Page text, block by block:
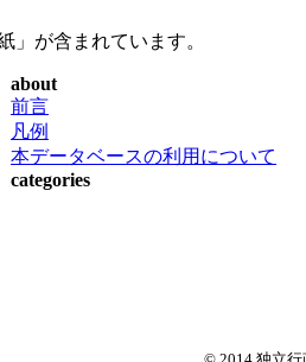
」が含まれています。
about
前言
凡例
本データベースの利用について
categories